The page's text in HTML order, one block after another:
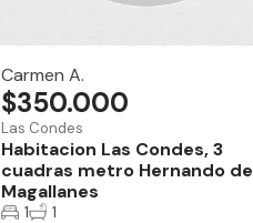
Carmen A.
Las Condes
Habitacion Las Condes, 3
cuadras metro Hernando de
Magallanes
$350.000
1 1